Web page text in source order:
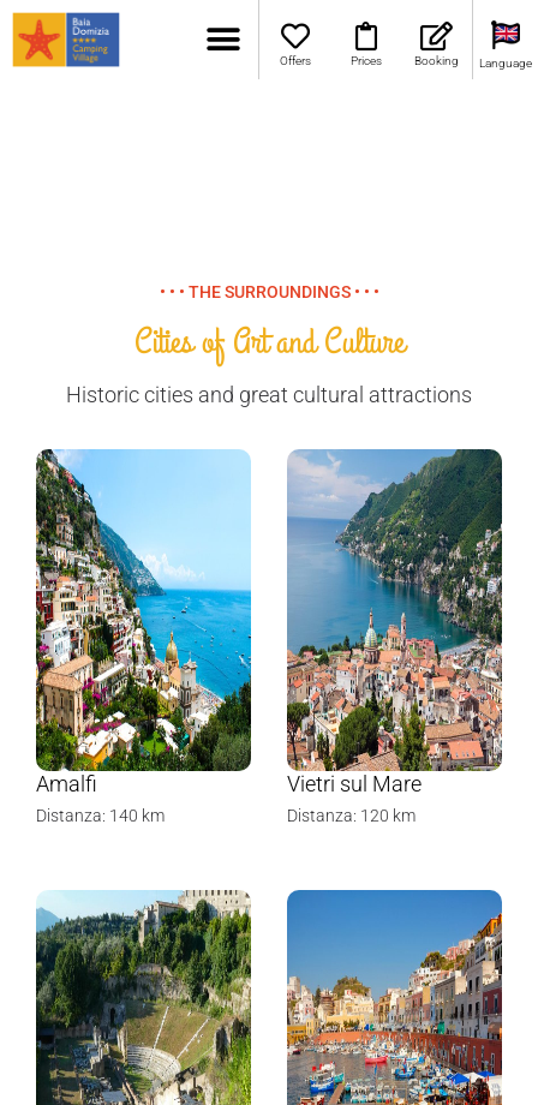
Offers Prices Booking Language
• • • THE SURROUNDINGS • • •
Cities of Art and Culture
Historic cities and great cultural attractions
Amalfi
Distanza: 140 km
Vietri sul Mare
Distanza: 120 km